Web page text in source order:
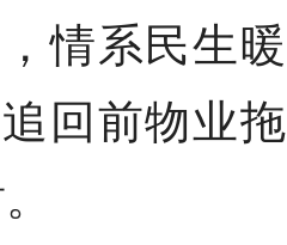
情系民生暖
回前物业拖